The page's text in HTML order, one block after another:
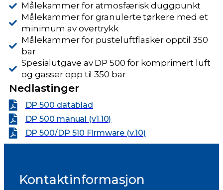
Målekammer for atmosfærisk duggpunkt
Målekammer for granulerte tørkere med et
minimum av overtrykk
Målekammer for pusteluftflasker opptil 350
bar
Spesialutgave av DP 500 for komprimert luft
og gasser opp til 350 bar
Nedlastinger
DP 500 datablad
DP 500 manual (v1.10)
DP 500/DP 510 Firmware (v.10)
Kontaktinformasjon